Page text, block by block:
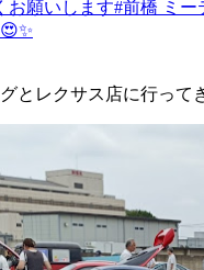
お願いします#前橋 ミー
とレクサス店に行って